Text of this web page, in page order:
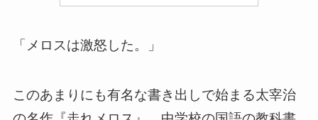
「メロスは激怒した。」
このあまりにも有名な書き出しで始まる太宰治